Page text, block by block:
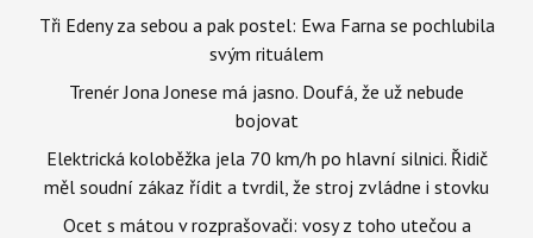
Tři Edeny za sebou a pak postel: Ewa Farna se pochlubila
svým rituálem
Trenér Jona Jonese má jasno. Doufá, že už nebude
bojovat
Elektrická koloběžka jela 70 km/h po hlavní silnici. Řidič
měl soudní zákaz řídit a tvrdil, že stroj zvládne i stovku
Ocet s mátou v rozprašovači: vosy z toho utečou a